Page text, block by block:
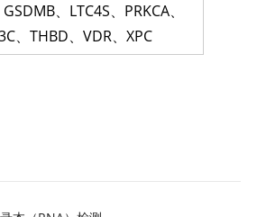
GSDMB、 LTC4S、 PRKCA、
、THBD、VDR、XPC